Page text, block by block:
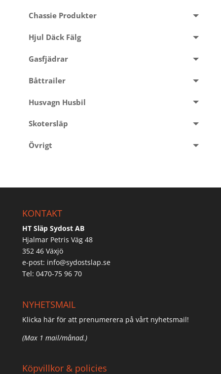
Chassie Produkter
Hjul Däck Fälg
Gasfjädrar
Båttrailer
Husvagn Husbil
Skotersläp
Övrigt
KONTAKT
HT Släp Sydost AB
Hjalmar Petris Väg 48
352 46 Växjö
e-post: info@sydostslap.se
Tel: 0470-75 96 70
NYHETSMAIL
Klicka här för att prenumerera på vårt nyhetsmail!
(Max 1 mail/månad.)
Köpvillkor & policies